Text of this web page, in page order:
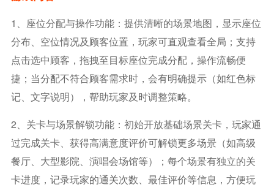
1、座位分配与操作功能：提供清晰的场景地图，显示座位
分布、空位情况及顾客位置，玩家可直观查看全局；支持
点击选中顾客，拖拽至目标座位完成分配，操作流畅便
捷；当分配不符合顾客需求时，会有明确提示（如红色标
记、文字说明），帮助玩家及时调整策略。
2、关卡与场景解锁功能：初始开放基础场景关卡，玩家通
过完成关卡、获得高满意度评价可解锁更多场景（如高级
餐厅、大型影院、演唱会场馆等）；每个场景有独立的关
卡进度，记录玩家的通关次数、最佳评价等信息，方便玩